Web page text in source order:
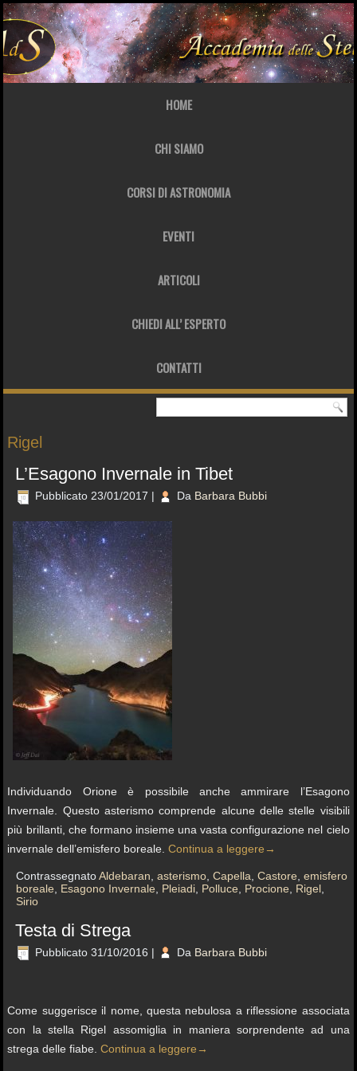
HOME
CHI SIAMO
CORSI DI ASTRONOMIA
EVENTI
ARTICOLI
CHIEDI ALL’ ESPERTO
CONTATTI
Rigel
L’Esagono Invernale in Tibet
Pubblicato 23/01/2017 | Da Barbara Bubbi
Individuando Orione è possibile anche ammirare l’Esagono
Invernale. Questo asterismo comprende alcune delle stelle visibili
più brillanti, che formano insieme una vasta configurazione nel cielo
invernale dell’emisfero boreale.Continua a leggere →
Contrassegnato Aldebaran ,asterismo ,Capella ,Castore ,emisfero
boreale
Esagono Invernale Pleiadi Polluce Procione Rigel
Sirio
Testa di Strega
Pubblicato 31/10/2016 | Da Barbara Bubbi
Come suggerisce il nome, questa nebulosa a riflessione associata
con la stella Rigel assomiglia in maniera sorprendente ad una
strega delle fiabe.Continua a leggere →